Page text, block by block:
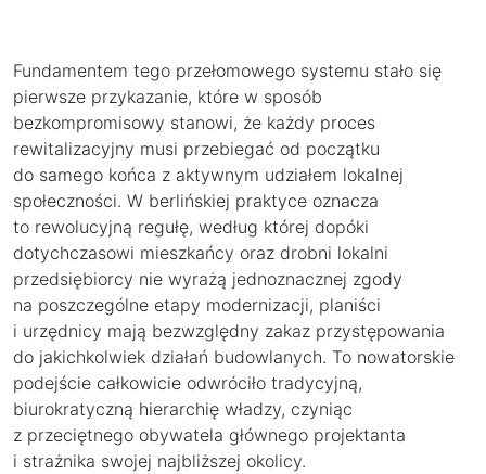
Fundamentem tego przełomowego systemu stało się
pierwsze przykazanie, które w sposób
bezkompromisowy stanowi, że każdy proces
rewitalizacyjny musi przebiegać od początku
do samego końca z aktywnym udziałem lokalnej
społeczności. W berlińskiej praktyce oznacza
to rewolucyjną regułę, według której dopóki
dotychczasowi mieszkańcy oraz drobni lokalni
przedsiębiorcy nie wyrażą jednoznacznej zgody
na poszczególne etapy modernizacji, planiści
i urzędnicy mają bezwzględny zakaz przystępowania
do jakichkolwiek działań budowlanych. To nowatorskie
podejście całkowicie odwróciło tradycyjną,
biurokratyczną hierarchię władzy, czyniąc
z przeciętnego obywatela głównego projektanta
i strażnika swojej najbliższej okolicy.